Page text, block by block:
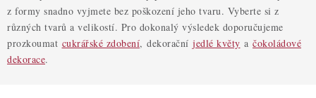
DEKORACE
PRO OSLAVY
z formy snadno vyjmete bez poškození jeho tvaru. Vyberte si z
různých tvarů a velikostí. Pro dokonalý výsledek doporučujeme
prozkoumat cukrářské zdobení, dekorační jedlé květy a čokoládové
dekorace.